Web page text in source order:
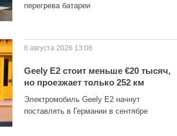
перегрева батареи
6 августа 2026 13:06
Geely E2 стоит меньше €20 тысяч,
но проезжает только 252 км
Электромобиль Geely E2 начнут
поставлять в Германии в сентябре